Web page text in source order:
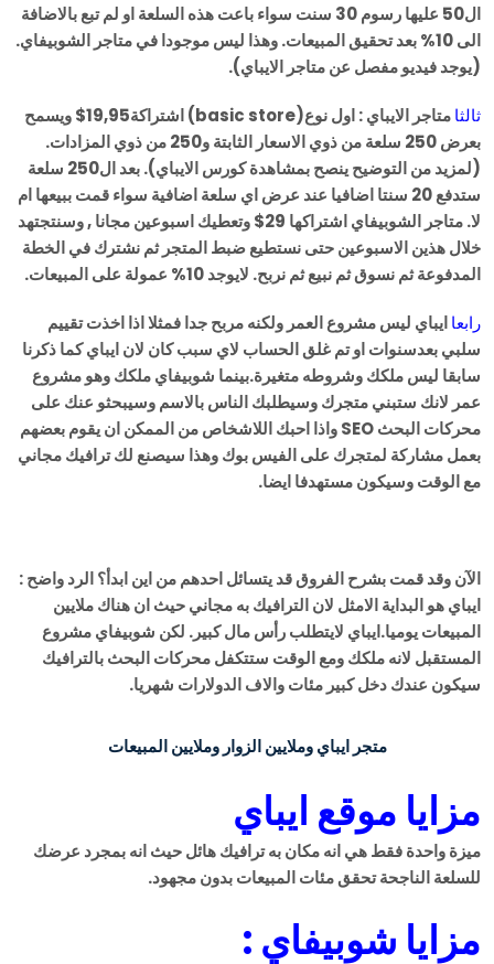
ال50 عليها رسوم 30 سنت سواء باعت هذه السلعة او لم تبع بالاضافة
الى 10% بعد تحقيق المبيعات. وهذا ليس موجودا في متاجر الشوبيفاي.
(يوجد فيديو مفصل عن متاجر الايباي).
ثالثا
متاجر الايباي : اول نوع(basic store) اشتراكة19,95$ ويسمح
بعرض 250 سلعة من ذوي الاسعار الثابتة و250 من ذوي المزادات.
(لمزيد من التوضيح ينصح بمشاهدة كورس الايباي). بعد ال250 سلعة
ستدفع 20 سنتا اضافيا عند عرض اي سلعة اضافية سواء قمت ببيعها ام
لا. متاجر الشوبيفاي اشتراكها 29$ وتعطيك اسبوعين مجانا , وسنتجتهد
خلال هذين الاسبوعين حتى نستطيع ضبط المتجر ثم نشترك في الخطة
المدفوعة ثم نسوق ثم نبيع ثم نربح. لايوجد 10% عمولة على المبيعات.
رابعاايباي ليس مشروع العمر ولكنه مربح جدا فمثلا اذا اخذت تقييم
سلبي بعدسنوات او تم غلق الحساب لاي سبب كان لان ايباي كما ذكرنا
سابقا ليس ملكك وشروطه متغيرة.بينما شوبيفاي ملكك وهو مشروع
عمر لانك ستبني متجرك وسيطلبك الناس بالاسم وسيبحثو عنك على
محركات البحث SEO واذا احبك اللاشخاص من الممكن ان يقوم بعضهم
بعمل مشاركة لمتجرك على الفيس بوك وهذا سيصنع لك ترافيك مجاني
مع الوقت وسيكون مستهدفا ايضا.
الآن وقد قمت بشرح الفروق قد يتسائل احدهم من اين ابدأ؟ الرد واضح :
ايباي هو البداية الامثل لان الترافيك به مجاني حيث ان هناك ملايين
المبيعات يوميا.ايباي لايتطلب رأس مال كبير. لكن شوبيفاي مشروع
المستقبل لانه ملكك ومع الوقت ستتكفل محركات البحث بالترافيك
سيكون عندك دخل كبير مئات والاف الدولارات شهريا.
متجر ايباي وملايين الزوار وملايين المبيعات
مزايا موقع ايباي
ميزة واحدة فقط هي انه مكان به ترافيك هائل حيث انه بمجرد عرضك
للسلعة الناجحة تحقق مئات المبيعات بدون مجهود.
مزايا شوبيفاي :